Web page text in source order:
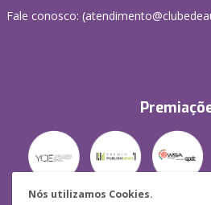
Nós utilizamos Cookies.
Fale conosco: (